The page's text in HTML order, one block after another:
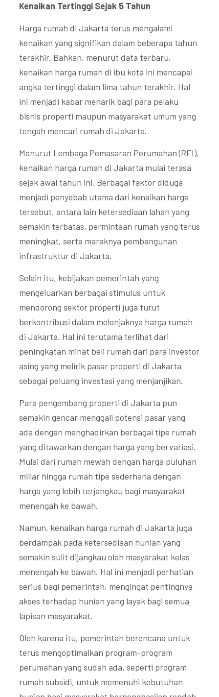
Kenaikan Tertinggi Sejak 5 Tahun
Harga rumah di Jakarta terus mengalami
kenaikan yang signifikan dalam beberapa tahun
terakhir. Bahkan, menurut data terbaru,
kenaikan harga rumah di ibu kota ini mencapai
angka tertinggi dalam lima tahun terakhir. Hal
ini menjadi kabar menarik bagi para pelaku
bisnis properti maupun masyarakat umum yang
tengah mencari rumah di Jakarta.
Menurut Lembaga Pemasaran Perumahan (REI),
kenaikan harga rumah di Jakarta mulai terasa
sejak awal tahun ini. Berbagai faktor diduga
menjadi penyebab utama dari kenaikan harga
tersebut, antara lain ketersediaan lahan yang
semakin terbatas, permintaan rumah yang terus
meningkat, serta maraknya pembangunan
infrastruktur di Jakarta.
Selain itu, kebijakan pemerintah yang
mengeluarkan berbagai stimulus untuk
mendorong sektor properti juga turut
berkontribusi dalam melonjaknya harga rumah
di Jakarta. Hal ini terutama terlihat dari
peningkatan minat beli rumah dari para investor
asing yang melirik pasar properti di Jakarta
sebagai peluang investasi yang menjanjikan.
Para pengembang properti di Jakarta pun
semakin gencar menggali potensi pasar yang
ada dengan menghadirkan berbagai tipe rumah
yang ditawarkan dengan harga yang bervariasi.
Mulai dari rumah mewah dengan harga puluhan
miliar hingga rumah tipe sederhana dengan
harga yang lebih terjangkau bagi masyarakat
menengah ke bawah.
Namun, kenaikan harga rumah di Jakarta juga
berdampak pada ketersediaan hunian yang
semakin sulit dijangkau oleh masyarakat kelas
menengah ke bawah. Hal ini menjadi perhatian
serius bagi pemerintah, mengingat pentingnya
akses terhadap hunian yang layak bagi semua
lapisan masyarakat.
Oleh karena itu, pemerintah berencana untuk
terus mengoptimalkan program-program
perumahan yang sudah ada, seperti program
rumah subsidi, untuk memenuhi kebutuhan